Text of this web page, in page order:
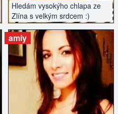
Hledám vysokýho chlapa ze
Zlína s velkým srdcem :)
amiy
ZOBRAZIT INZERÁT